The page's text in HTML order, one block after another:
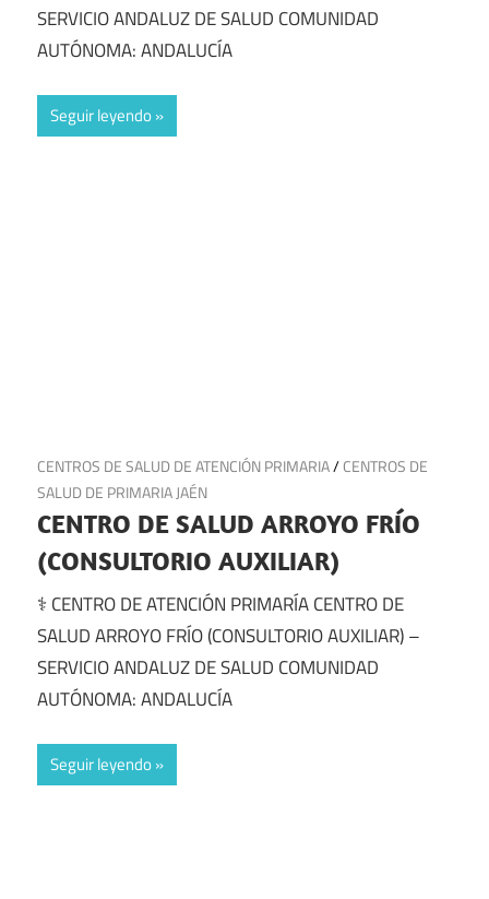
SERVICIO ANDALUZ DE SALUD COMUNIDAD
AUTÓNOMA: ANDALUCÍA
Seguir leyendo
28 de junio de 2025
CENTROS DE SALUD DE ATENCIÓN PRIMARIA/CENTROS DE
SALUD DE PRIMARIA JAÉN
CENTRO DE SALUD ARROYO FRÍO
(CONSULTORIO AUXILIAR)
⚕️ CENTRO DE ATENCIÓN PRIMARÍA CENTRO DE
SALUD ARROYO FRÍO (CONSULTORIO AUXILIAR) –
SERVICIO ANDALUZ DE SALUD COMUNIDAD
AUTÓNOMA: ANDALUCÍA
Seguir leyendo